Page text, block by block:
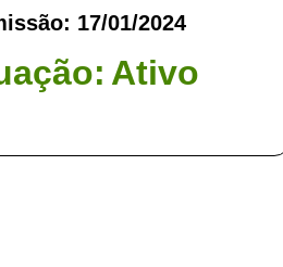
17/01/2024
Ativo